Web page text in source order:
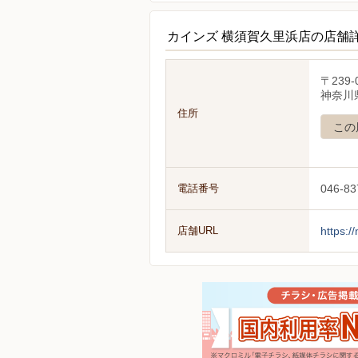
カインズ 横須賀久里浜店の店舗
住所
〒239-
神奈川
こ
電話番号 046-
店舗URL https://